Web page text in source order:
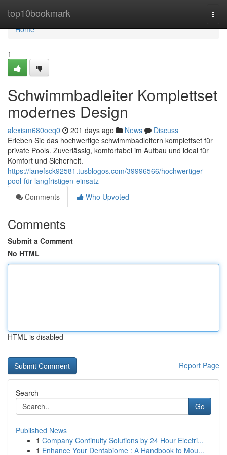
top10bookmark
Home
Home
1
Schwimmbadleiter Komplettset
modernes Design
alexism680oeq0 201 days ago News
Discuss
Erleben Sie das hochwertige schwimmbadleitern komplettset für
private Pools. Zuverlässig, komfortabel im Aufbau und ideal für
Komfort und Sicherheit.
https://lanefsck92581.tusblogos.com/39996566/hochwertiger-
pool-für-langfristigen-einsatz
Comments
Who Upvoted
Comments
Submit a Comment
No HTML
HTML is disabled
Report Page
Search
Go
Published News
1 Company Continuity Solutions by 24 Hour Electri...
1 Enhance Your Dentabiome : A Handbook to Mou...